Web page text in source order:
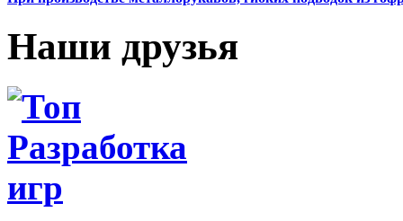
Наши друзья